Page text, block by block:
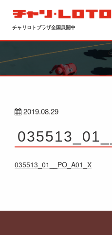
チャリロトプラザ全国展開中
2019.08.29
035513_01__PO_A01_X